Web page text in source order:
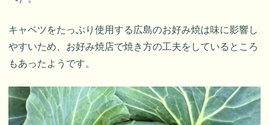
キャベツをたっぷり使用する広島のお好み焼は味に影響し
やすいため、お好み焼店で焼き方の工夫をしているところ
もあったようです。